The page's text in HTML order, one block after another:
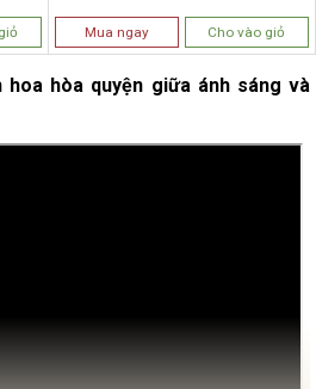
Mua ngay Cho vào giỏ
hòa quyện giữa ánh sáng và